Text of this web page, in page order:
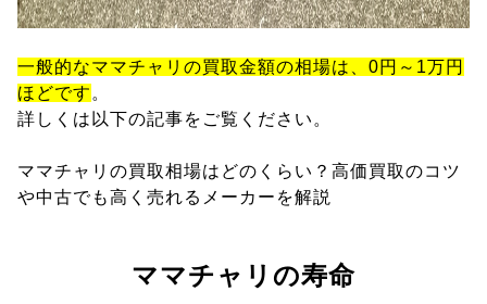
一般的なママチャリの買取金額の相場は、0円～1万円
ほどです 。
詳しくは以下の記事をご覧ください。
ママチャリの買取相場はどのくらい？高価買取のコツ
や中古でも高く売れるメーカーを解説
ママチャリの寿命